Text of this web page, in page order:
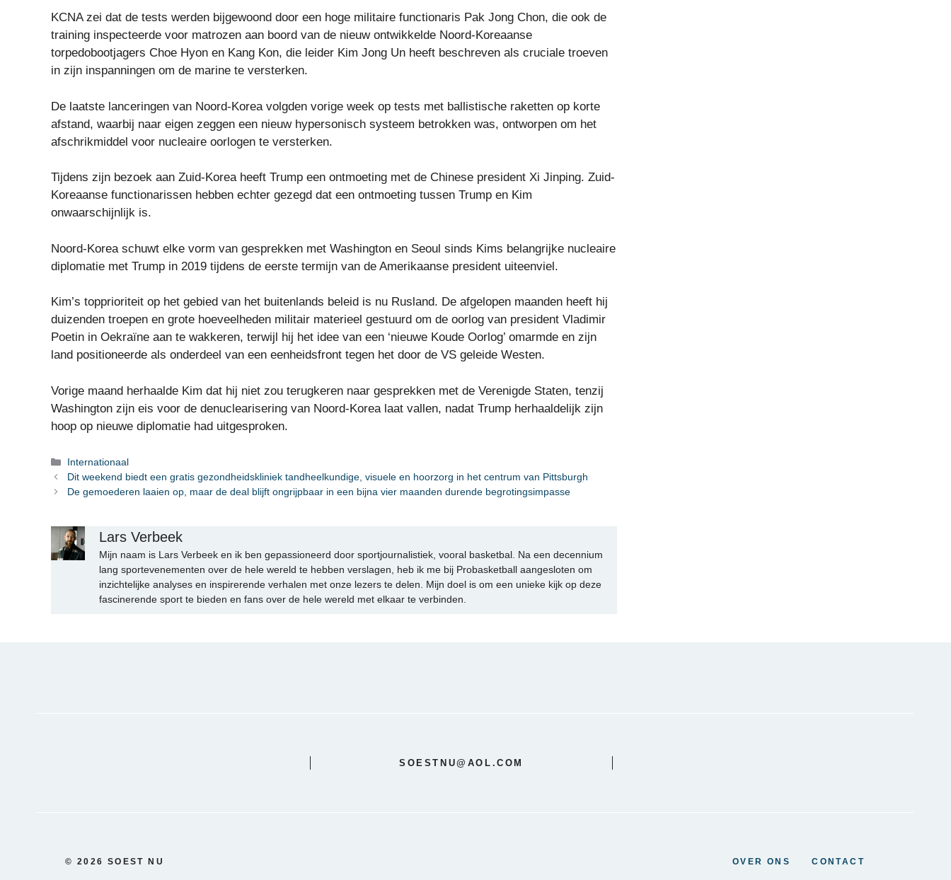
KCNA zei dat de tests werden bijgewoond door een hoge militaire functionaris Pak Jong Chon, die ook de
training inspecteerde voor matrozen aan boord van de nieuw ontwikkelde Noord-Koreaanse
torpedobootjagers Choe Hyon en Kang Kon, die leider Kim Jong Un heeft beschreven als cruciale troeven
in zijn inspanningen om de marine te versterken.
De laatste lanceringen van Noord-Korea volgden vorige week op tests met ballistische raketten op korte
afstand, waarbij naar eigen zeggen een nieuw hypersonisch systeem betrokken was, ontworpen om het
afschrikmiddel voor nucleaire oorlogen te versterken.
Tijdens zijn bezoek aan Zuid-Korea heeft Trump een ontmoeting met de Chinese president Xi Jinping. Zuid-
Koreaanse functionarissen hebben echter gezegd dat een ontmoeting tussen Trump en Kim
onwaarschijnlijk is.
Noord-Korea schuwt elke vorm van gesprekken met Washington en Seoul sinds Kims belangrijke nucleaire
diplomatie met Trump in 2019 tijdens de eerste termijn van de Amerikaanse president uiteenviel.
Kim’s topprioriteit op het gebied van het buitenlands beleid is nu Rusland. De afgelopen maanden heeft hij
duizenden troepen en grote hoeveelheden militair materieel gestuurd om de oorlog van president Vladimir
Poetin in Oekraïne aan te wakkeren, terwijl hij het idee van een ‘nieuwe Koude Oorlog’ omarmde en zijn
land positioneerde als onderdeel van een eenheidsfront tegen het door de VS geleide Westen.
Vorige maand herhaalde Kim dat hij niet zou terugkeren naar gesprekken met de Verenigde Staten, tenzij
Washington zijn eis voor de denuclearisering van Noord-Korea laat vallen, nadat Trump herhaaldelijk zijn
hoop op nieuwe diplomatie had uitgesproken.
Categorieën
Internationaal
Dit weekend biedt een gratis gezondheidskliniek tandheelkundige, visuele en hoorzorg in het centrum van Pittsburgh
De gemoederen laaien op, maar de deal blijft ongrijpbaar in een bijna vier maanden durende begrotingsimpasse
Lars Verbeek
Mijn naam is Lars Verbeek en ik ben gepassioneerd door sportjournalistiek, vooral basketbal. Na een decennium
lang sportevenementen over de hele wereld te hebben verslagen, heb ik me bij Probasketball aangesloten om
inzichtelijke analyses en inspirerende verhalen met onze lezers te delen. Mijn doel is om een unieke kijk op deze
fascinerende sport te bieden en fans over de hele wereld met elkaar te verbinden.
SOESTNU@AOL.COM
© 2026 SOEST NU OVER ONS CONTACT